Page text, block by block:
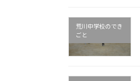
荒川中学校のでき
ごと